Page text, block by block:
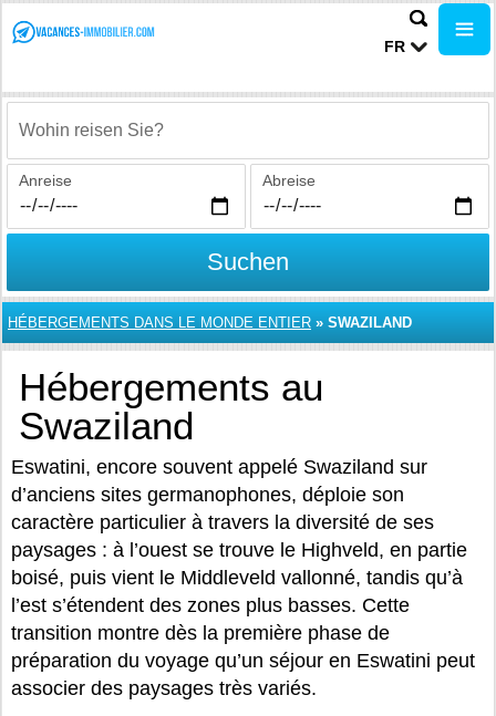
FR
Wohin reisen Sie?
Anreise Abreise
Suchen
HÉBERGEMENTS DANS LE MONDE ENTIER » SWAZILAND
Hébergements au
Swaziland
Eswatini, encore souvent appelé Swaziland sur
d’anciens sites germanophones, déploie son
caractère particulier à travers la diversité de ses
paysages : à l’ouest se trouve le Highveld, en partie
boisé, puis vient le Middleveld vallonné, tandis qu’à
l’est s’étendent des zones plus basses. Cette
transition montre dès la première phase de
préparation du voyage qu’un séjour en Eswatini peut
associer des paysages très variés.